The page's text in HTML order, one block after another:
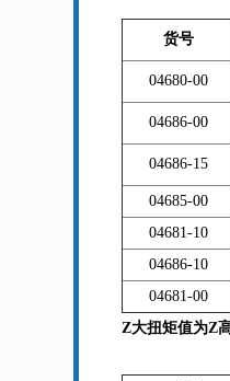
货号
04680-00
04686-00
04686-15
04685-00
04681-10
04686-10
04681-00
Z大扭矩值为Z